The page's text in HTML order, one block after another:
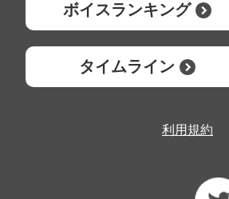
ボイスランキング
タイムライン
利用規約